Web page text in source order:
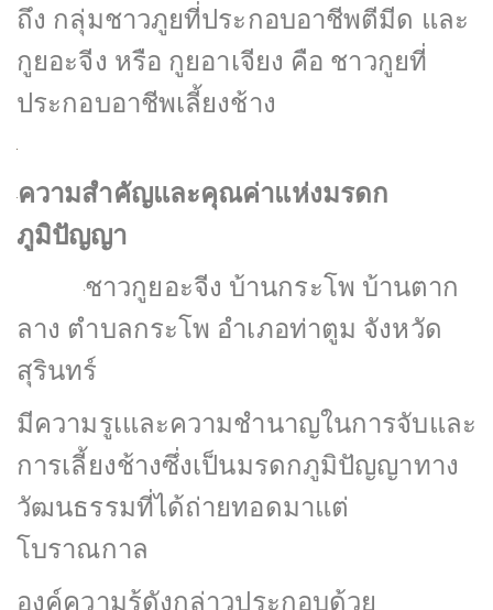
ถึง กลุ่มชาวภูยที่ประกอบอาชีพตีมีด และ
กูยอะจีง หรือ กูยอาเจียง คือ ชาวกูยที่
ประกอบอาชีพเลี้ยงช้าง
ความสำคัญและคุณค่าแห่งมรดก
ภูมิปัญญา
ชาวกูยอะจีง บ้านกระโพ บ้านตาก
ลาง ตำบลกระโพ อำเภอท่าตูม จังหวัด
สุรินทร์
มีความรูเและความชำนาญในการจับและ
การเลี้ยงช้างซึ่งเป็นมรดกภูมิปัญญาทาง
วัฒนธรรมที่ได้ถ่ายทอดมาแต่
โบราณกาล
องค์ความรู้ดังกล่าวประกอบด้วย